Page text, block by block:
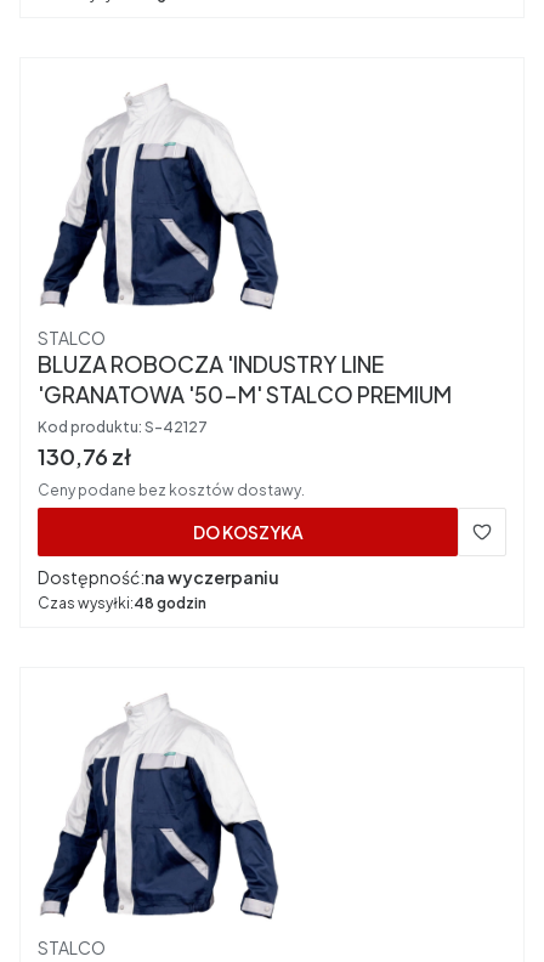
Producent
STALCO
BLUZA ROBOCZA 'INDUSTRY LINE
'GRANATOWA '50-M' STALCO PREMIUM
Kod produktu: S-42127
Cena brutto
130,76 zł
Ceny podane bez kosztów dostawy.
DO KOSZYKA
Dostępność:na wyczerpaniu
Czas wysyłki:48 godzin
Producent
STALCO